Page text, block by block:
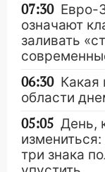
07:30 Евро-
означают
заливать
06:30 Какая
области
05:05 День,
три знака